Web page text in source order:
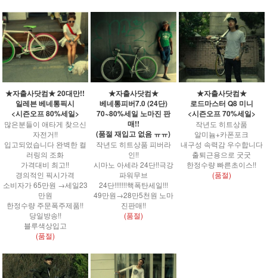
★자출사닷컴★ 20대만!!
일레븐 베네통픽시
<시즌오프 80%세일>
많은분들이 애타게 찾으신
자전거!!
입고되었습니다 완벽한 컬
러링의 조화
가격대비 최고!!
경의적인 픽시가격
소비자가 65만원 →세일23
만원
한정수량 주문폭주제품!!
당일방송!!
블루색상입고
(품절)
★자출사닷컴★
베네통피버7.0 (24단)
70~80%세일 노마진 판
매!!
(품절 재입고 없음 ㅠㅠ)
작년도 히트상품 피버라
인!!
시마노 아세라 24단!!극강
파워무브
24단!!!!!!!핵폭탄세일!!!
49만원→28만5천원 노마
진판매!!
(품절)
★자출사닷컴★
로드마스터 Q8 미니
<시즌오프 70%세일>
작년도 히트상품
알미늄+카폰포크
내구성 속력감 우수합니다
출퇴근용으로 굿굿
한정수량 빠른초이스!!
(품절)